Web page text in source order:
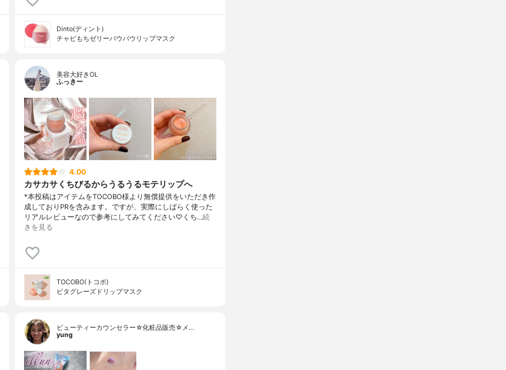
Dinto(ディント)
チャビもちゼリーパウパウリップマスク
美容大好きOL
ふっきー
4.00
カサカサくちびるからうるうるモテリップへ
*本投稿はアイテムをTOCOBO様より無償提供をいただき作
成しておりPRを含みます。ですが、実際にしばらく使った
リアルレビューなので参考にしてみてください♡くち…続
きを見る
TOCOBO(トコボ)
ビタグレーズドリップマスク
ビューティーカウンセラー☆化粧品販売☆メ…
yung